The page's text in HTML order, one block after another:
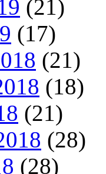
(21)
(17)
(21)
(18)
(21)
(28)
(28)